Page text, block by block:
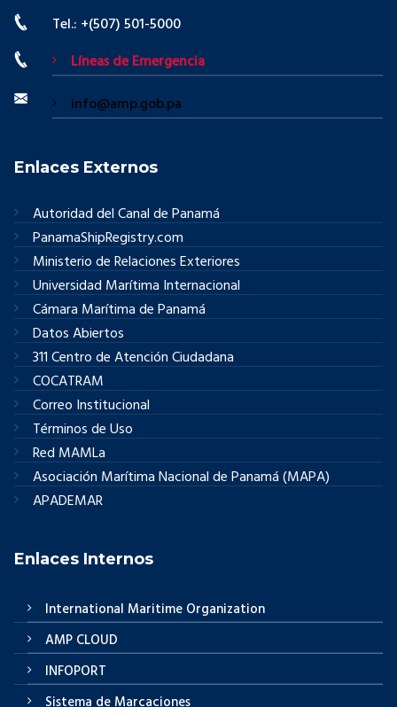
Tel.: +(507) 501-5000
Líneas de Emergencia
info@amp.gob.pa
Enlaces Externos
Autoridad del Canal de Panamá
PanamaShipRegistry.com
Ministerio de Relaciones Exteriores
Universidad Marítima Internacional
Cámara Marítima de Panamá
Datos Abiertos
311 Centro de Atención Ciudadana
COCATRAM
Correo Institucional
Términos de Uso
Red MAMLa
Asociación Marítima Nacional de Panamá (MAPA)
APADEMAR
Enlaces Internos
International Maritime Organization
AMP CLOUD
INFOPORT
Sistema de Marcaciones